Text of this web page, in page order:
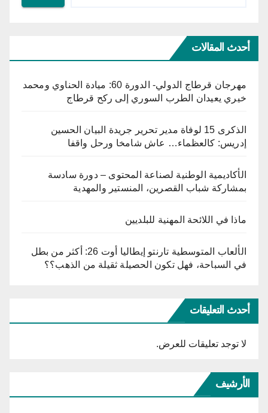
أحدث المقالات
مهرجان قرطاج الدولي- الدورة 60: ميادة الحناوي ومحمد
خيري يعيدان الطرب السوري إلى ركح قرطاج
الذكرى 15 لوفاة مدير تحرير جريدة البيان الحسين
إدريس: كالعظماء… عاش شامخا ورحل واقفا
الأكاديمية الوطنية لصناعة المحتوى – دورة سادسة
بمشاركة شباب القصرين، المنستير والمهدية
ماذا في اللائحة المهنية للبلديين
الألعاب المتوسطية تارنتو إيطاليا أوت 26: أكثر من بطل
في السباحة، فهل تكون الحصيلة ثقيلة من الذهب؟؟
أحدث التعليقات
لا توجد تعليقات للعرض.
الأرشيف